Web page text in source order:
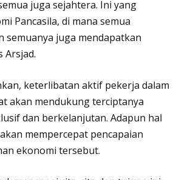
juga sejahtera. Ini yang
Pancasila, di mana semua
semuanya juga mendapatkan
Arsjad.
keterlibatan aktif pekerja dalam
akan mendukung terciptanya
dan berkelanjutan. Adapun hal
mempercepat pencapaian
ekonomi tersebut.